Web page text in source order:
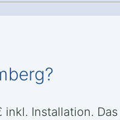
Installation.